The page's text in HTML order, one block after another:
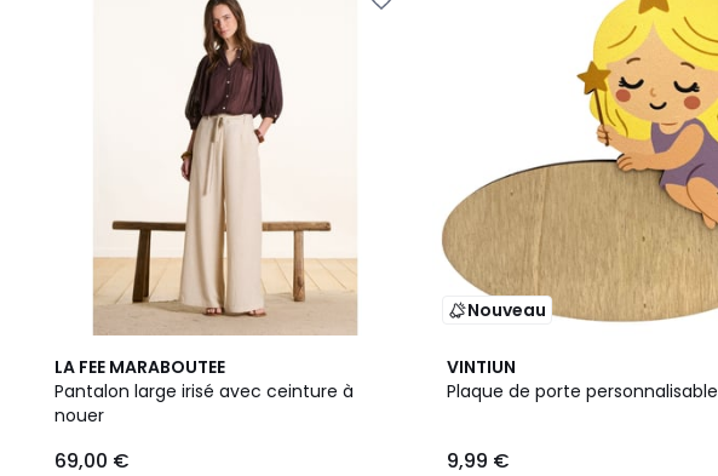
LA FEE MARABOUTEE
Pantalon large irisé avec ceinture à
nouer
69,00 €
2
Couleurs
Nouveau
VINTIUN
Plaque de porte personnalisable
9,99 €
8
Couleurs